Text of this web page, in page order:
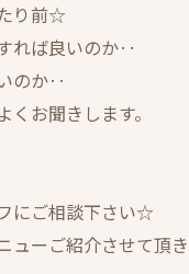
り前☆
れば良いのか‥
のか‥
お聞きします。
にご相談下さい☆
ューご紹介させて頂